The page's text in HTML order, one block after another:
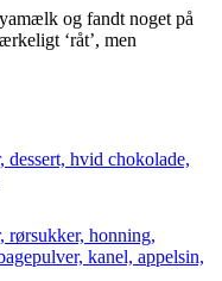
og fandt noget på
‘råt’, men